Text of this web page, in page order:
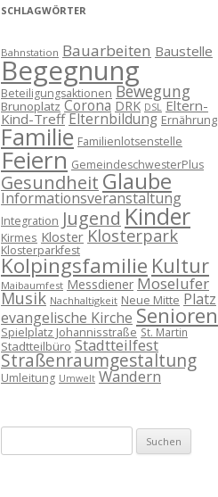
SCHLAGWÖRTER
Bahnstation Bauarbeiten Baustelle
Begegnung
Beteiligungsaktionen Bewegung
Brunoplatz Corona DRK DSL Eltern-
Kind-Treff Elternbildung Ernährung
Familie Familienlotsenstelle
Feiern GemeindeschwesterPlus
Gesundheit Glaube
Informationsveranstaltung
Integration Jugend Kinder
Kirmes Kloster Klosterpark
Klosterparkfest
Kolpingsfamilie Kultur
Maibaumfest Messdiener Moselufer
Musik Nachhaltigkeit Neue Mitte Platz
evangelische Kirche Senioren
Spielplatz Johannisstraße St. Martin
Stadtteilbüro Stadtteilfest
Straßenraumgestaltung
Umleitung Umwelt Wandern
nach: